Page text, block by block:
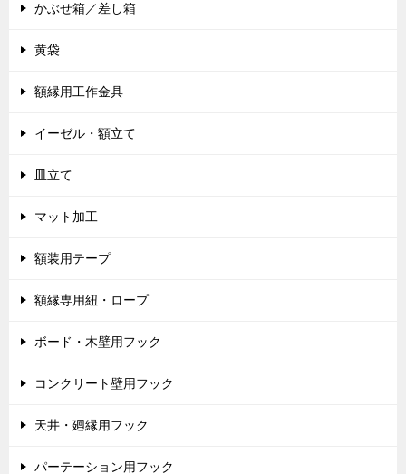
かぶせ箱／差し箱
黄袋
額縁用工作金具
イーゼル・額立て
皿立て
マット加工
額装用テープ
額縁専用紐・ロープ
ボード・木壁用フック
コンクリート壁用フック
天井・廻縁用フック
パーテーション用フック